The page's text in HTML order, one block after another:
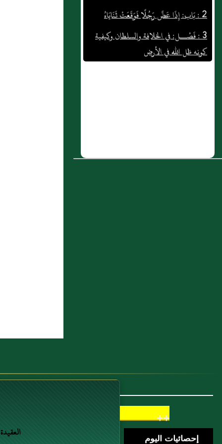
3 : فَصْــل: في ‏الخلافة والسلطان‏‏ وكيفية
كونه ظل الله في الأرض
4 : فصل في العقود حلالها وحرامها
التحتية ويقال ابن أبي العيلة عداده في أهل
++